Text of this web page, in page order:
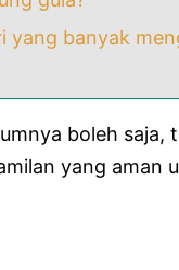
yang banyak
boleh saja,
yang aman